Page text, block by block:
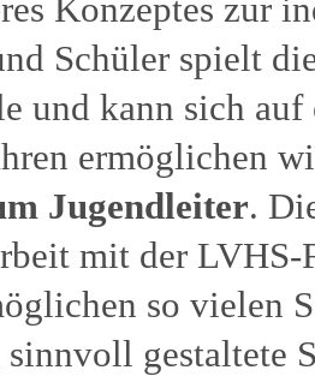
Konzeptes zur
Schüler spielt
und kann sich
ermöglichen
Jugendleiter.
mit der LVHS-
so vielen
gestaltete